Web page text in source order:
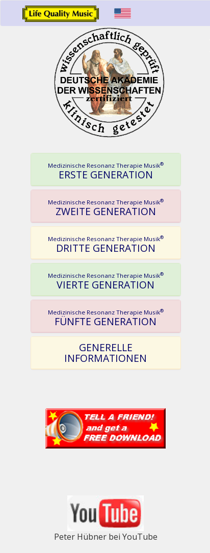
Medizinische Resonanz Therapie Musik®
ERSTE GENERATION
Medizinische Resonanz Therapie Musik®
ZWEITE GENERATION
Medizinische Resonanz Therapie Musik®
DRITTE GENERATION
Medizinische Resonanz Therapie Musik®
VIERTE GENERATION
Medizinische Resonanz Therapie Musik®
FÜNFTE GENERATION
GENERELLE
INFORMATIONEN
Peter Hübner bei YouTube